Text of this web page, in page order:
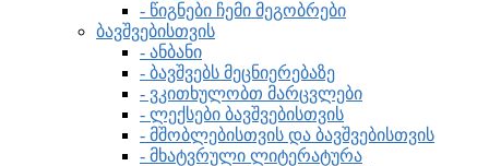
- წიგნები ჩემი მეგობრები
ბავშვებისთვის
- ანბანი
- ბავშვებს მეცნიერებაზე
- ვკითხულობთ მარცვლები
- ლექსები ბავშვებისთვის
- მშობლებისთვის და ბავშვებისთვის
- მხატვრული ლიტერატურა